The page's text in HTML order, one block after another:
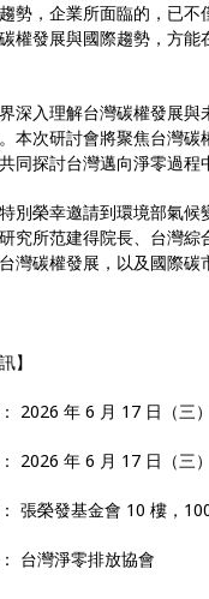
勢，企業所面臨的，已
權發展與國際趨勢，方
深入理解台灣碳權發展
本次研討會將聚焦台灣
同探討台灣邁向淨零過程
別榮幸邀請到環境部氣
究所范建得院長、台灣綜
灣碳權發展，以及國際碳
】
2026 年 6 月 17 日（三
2026 年 6 月 17 日（三
張榮發基金會 10 樓，
台灣淨零排放協會